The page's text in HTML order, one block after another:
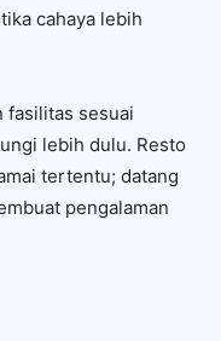
cahaya lebih
fasilitas sesuai
lebih dulu. Resto
tertentu; datang
pengalaman